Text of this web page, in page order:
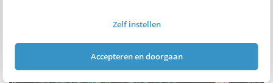
Zelf instellen
Accepteren en doorgaan